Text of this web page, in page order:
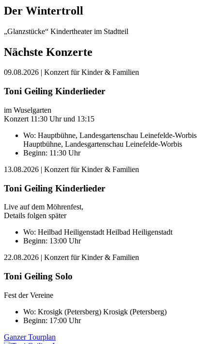
Der Wintertroll
„Glanzstücke“ Kindertheater im Stadtteil
Nächste Konzerte
09.08.2026 | Konzert für Kinder & Familien
Toni Geiling Kinderlieder
im Wuselgarten
Konzert 11:30 Uhr und 13:15
Wo: Hauptbühne, Landesgartenschau Leinefelde-Worbis
Hauptbühne, Landesgartenschau Leinefelde-Worbis
Beginn: 11:30 Uhr
13.08.2026 | Konzert für Kinder & Familien
Toni Geiling Kinderlieder
Live auf dem Möhrenfest,
Details folgen später
Wo: Heilbad Heiligenstadt Heilbad Heiligenstadt
Beginn: 13:00 Uhr
22.08.2026 | Konzert für Kinder & Familien
Toni Geiling Solo
Fest der Vereine
Wo: Krosigk (Petersberg) Krosigk (Petersberg)
Beginn: 17:00 Uhr
Ganzer Tourplan